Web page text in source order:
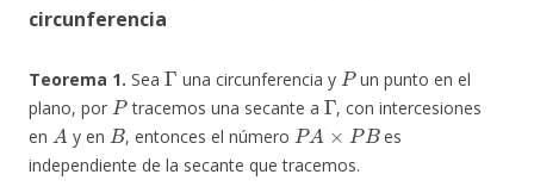
circunferencia
Teorema 1. Sea
Γ
una circunferencia y
P
un punto en el
plano, por
P
tracemos una secante a
Γ
, con intercesiones
en
A
y en
B
, entonces el número
PA×P B
es
independiente de la secante que tracemos.